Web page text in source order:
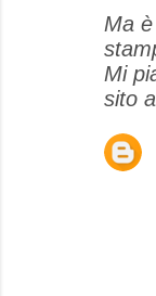
Ma
Mi
sito